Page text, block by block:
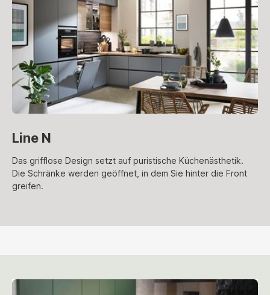
Line N
Das grifflose Design setzt auf puristische Küchenästhetik.
Die Schränke werden geöffnet, in dem Sie hinter die Front
greifen.